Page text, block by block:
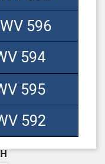
596
594
595
592